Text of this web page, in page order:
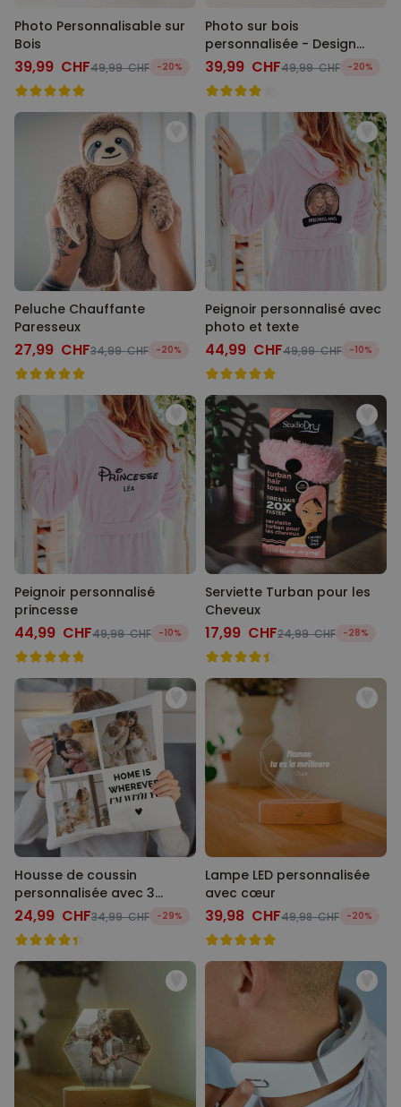
Photo Personnalisable sur
Bois
39,99 CHF49,99 CHF -20%
Photo sur bois
personnalisée - Design
Polaroid
39,99 CHF49,99 CHF -20%
Peluche Chauffante
Paresseux
27,99 CHF34,99 CHF -20%
Peignoir personnalisé avec
photo et texte
44,99 CHF49,99 CHF -10%
Peignoir personnalisé
princesse
44,99 CHF49,99 CHF -10%
Serviette Turban pour les
Cheveux
17,99 CHF24,99 CHF -28%
Housse de coussin
personnalisée avec 3
photos et texte
24,99 CHF34,99 CHF -29%
Lampe LED personnalisée
avec cœur
39,98 CHF49,98 CHF -20%